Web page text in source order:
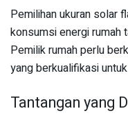
Pemilihan ukuran solar
konsumsi energi rumah
Pemilik rumah perlu
yang berkualifikasi
Tantangan yang